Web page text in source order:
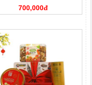
700,000đ